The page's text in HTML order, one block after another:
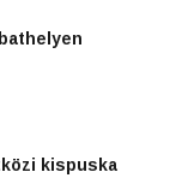
kispuska